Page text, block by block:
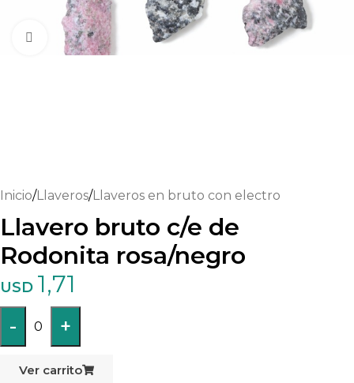
Haga clic para ampliar
Inicio/Llaveros/Llaveros en bruto con electro
Llavero bruto c/e de
Rodonita rosa/negro
USD 1,71
- 0 +
Ver carrito